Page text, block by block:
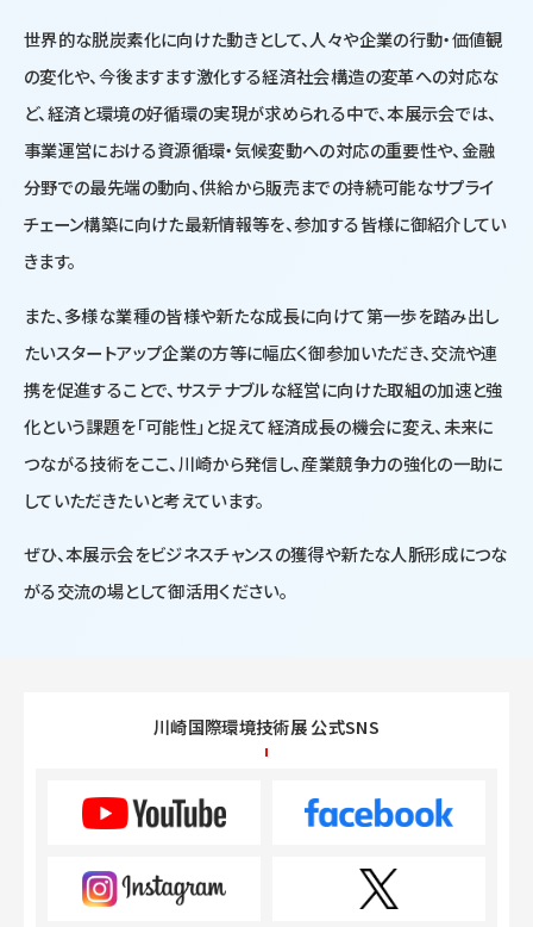
世界的な脱炭素化に向けた動きとして、人々や企業の行動・価値観
の変化や、今後ますます激化する経済社会構造の変革への対応な
ど、経済と環境の好循環の実現が求められる中で、本展示会では、
事業運営における資源循環・気候変動への対応の重要性や、金融
分野での最先端の動向、供給から販売までの持続可能なサプライ
チェーン構築に向けた最新情報等を、参加する皆様に御紹介してい
きます。
また、多様な業種の皆様や新たな成長に向けて第一歩を踏み出し
たいスタートアップ企業の方等に幅広く御参加いただき、交流や連
携を促進することで、サステナブルな経営に向けた取組の加速と強
化という課題を「可能性」と捉えて経済成長の機会に変え、未来に
つながる技術をここ、川崎から発信し、産業競争力の強化の一助に
していただきたいと考えています。
ぜひ、本展示会をビジネスチャンスの獲得や新たな人脈形成につな
がる交流の場として御活用ください。
川崎国際環境技術展 公式SNS